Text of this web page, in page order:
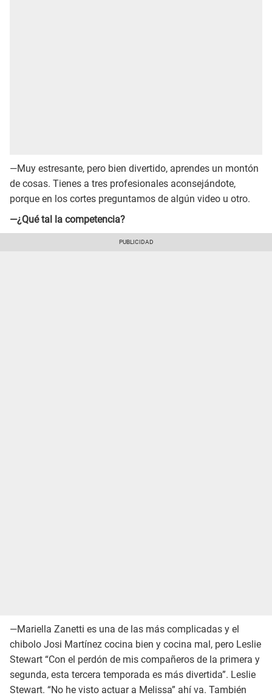
—Muy estresante, pero bien divertido, aprendes un montón
de cosas. Tienes a tres profesionales aconsejándote,
porque en los cortes preguntamos de algún video u otro.
—¿Qué tal la competencia?
—Mariella Zanetti es una de las más complicadas y el
chibolo Josi Martínez cocina bien y cocina mal, pero Leslie
Stewart “Con el perdón de mis compañeros de la primera y
segunda, esta tercera temporada es más divertida”. Leslie
Stewart. “No he visto actuar a Melissa” ahí va. También